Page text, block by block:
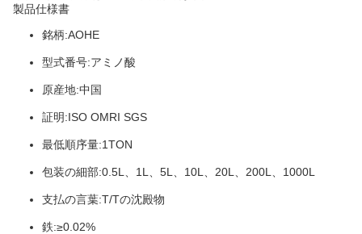
製品仕様書
銘柄:AOHE
型式番号:アミノ酸
原産地:中国
証明:ISO OMRI SGS
最低順序量:1TON
包装の細部:0.5L、1L、5L、10L、20L、200L、1000L
支払の言葉:T/Tの沈殿物
鉄:≥0.02%